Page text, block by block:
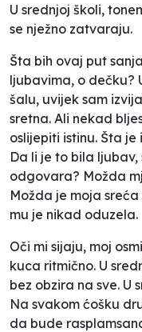
U srednjoj školi,
se nježno zatvaraju.
Šta bih ovaj put
ljubavima, o dečku?
šalu, uvijek sam
sretna. Ali nekad
oslijepiti istinu. Šta
Da li je to bila ljubav,
odgovara? Možda
Možda je moja
mu je nikad oduzela.
Oči mi sijaju, moj
kuca ritmično. U
bez obzira na sve. U
Na svakom ćošku
da bude